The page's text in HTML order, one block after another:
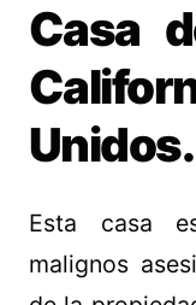
Casa
Unidos.
Esta casa
malignos